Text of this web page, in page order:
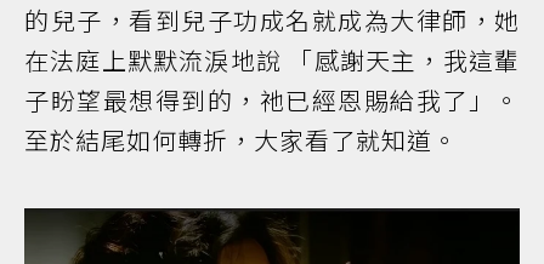
的兒子，看到兒子功成名就成為大律師，她
在法庭上默默流淚地說 「感謝天主，我這輩
子盼望最想得到的，祂已經恩賜給我了」。
至於結尾如何轉折，大家看了就知道。